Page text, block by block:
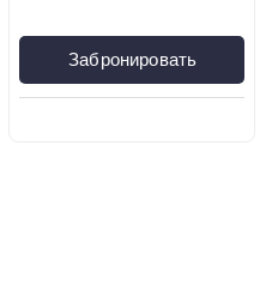
Забронировать